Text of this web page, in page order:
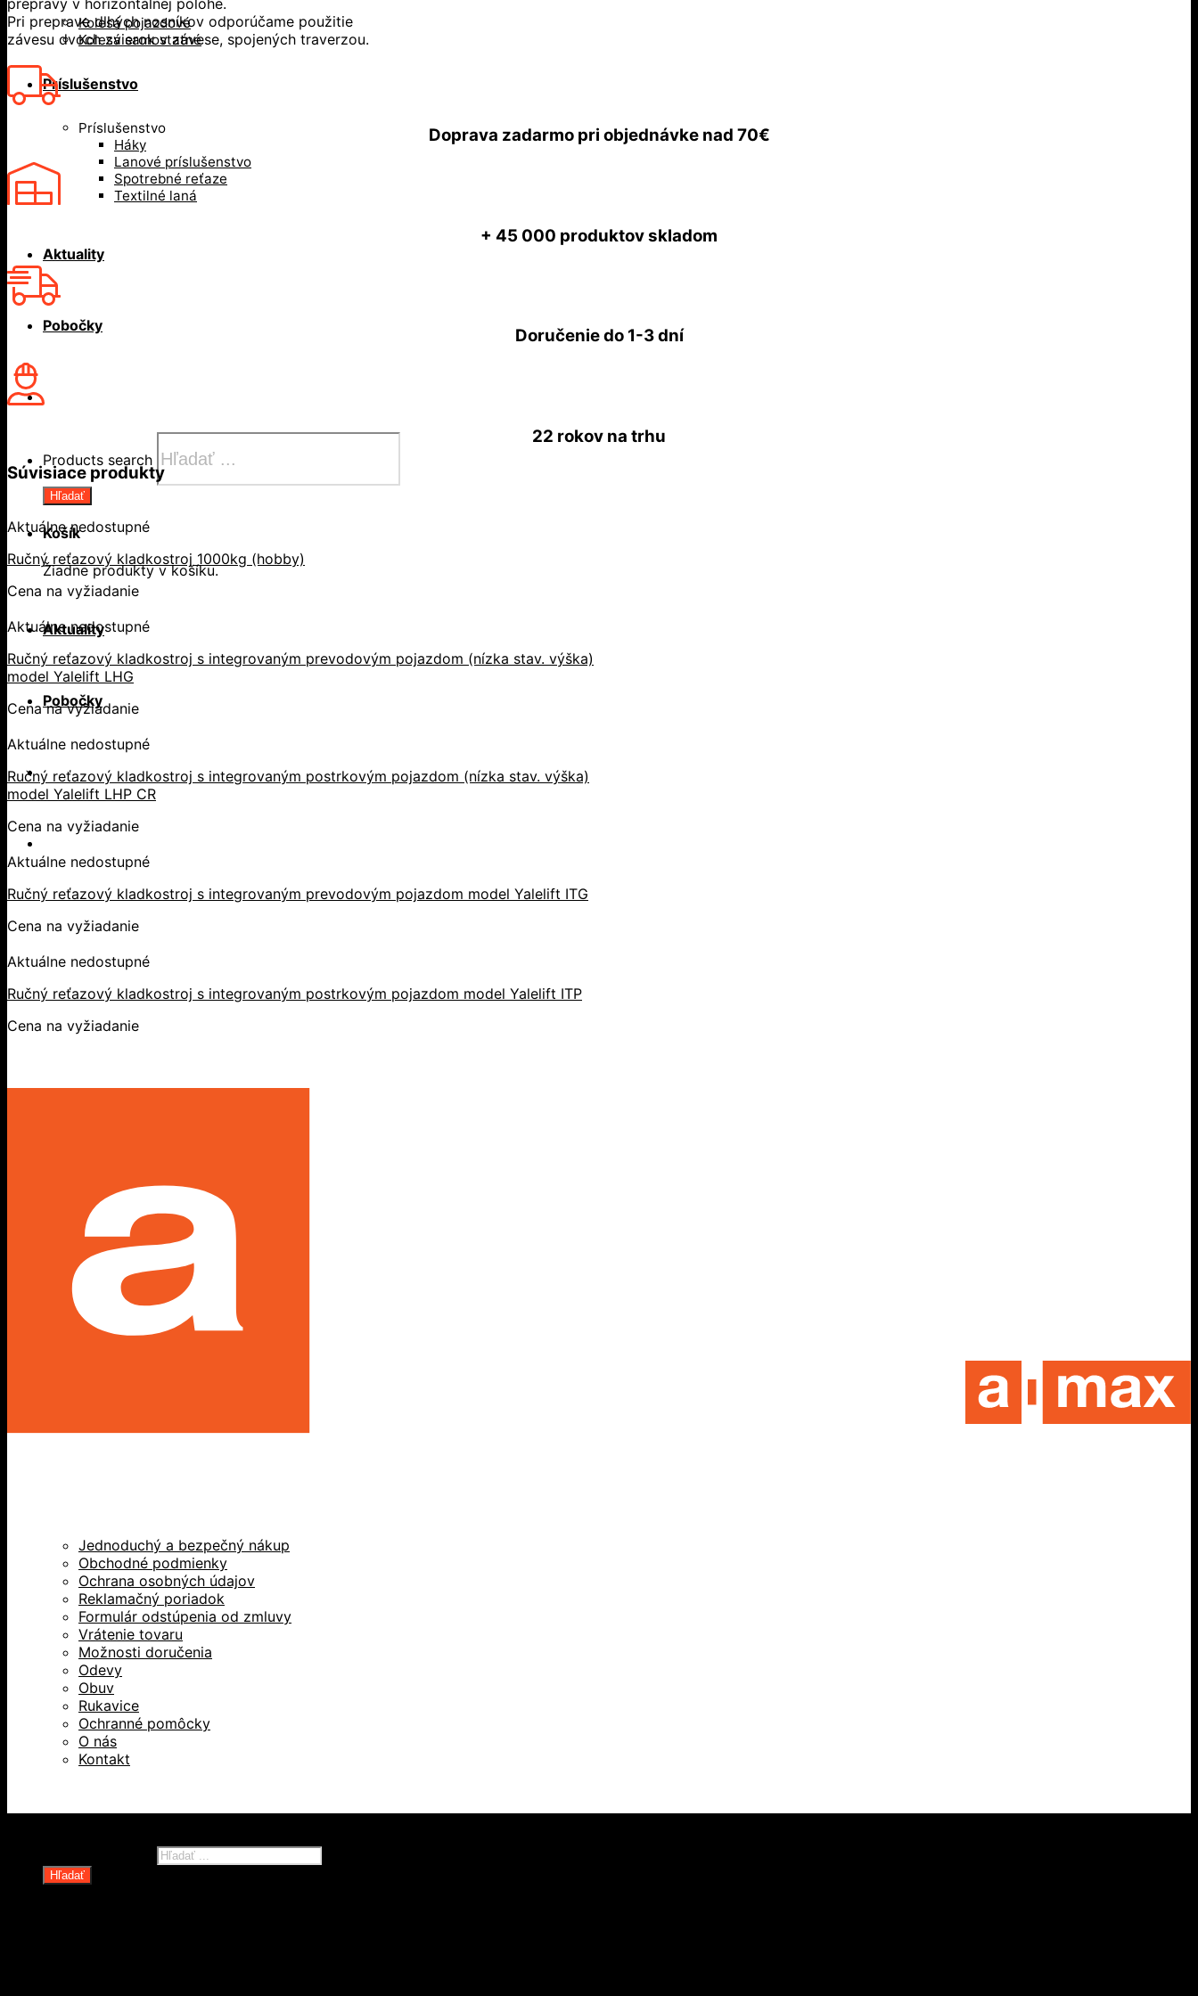
Kolesá pojazdové
Kolesá samostatné
Príslušenstvo
Príslušenstvo
Háky
Lanové príslušenstvo
Spotrebné reťaze
Textilné laná
Aktuality
Pobočky
Products search
Hľadať
Košík
Žiadne produkty v košíku.
Aktuality
Pobočky
Pri preprave dlhých nosníkov odporúčame použitie
závesu dvoch zvierok v závese, spojených traverzou.
Doprava zadarmo pri objednávke nad 70€
+ 45 000 produktov skladom
Doručenie do1-3 dní
22 rokov na trhu
Súvisiace produkty
Aktuálne nedostupné
Ručný reťazový kladkostroj 1000kg (hobby)
Cena na vyžiadanie
Aktuálne nedostupné
Ručný reťazový kladkostroj s integrovaným prevodovým pojazdom (nízka stav. výška)
model Yalelift LHG
Cena na vyžiadanie
Aktuálne nedostupné
Ručný reťazový kladkostroj s integrovaným postrkovým pojazdom (nízka stav. výška)
model Yalelift LHP CR
Cena na vyžiadanie
Aktuálne nedostupné
Ručný reťazový kladkostroj s integrovaným prevodovým pojazdom model Yalelift ITG
Cena na vyžiadanie
Aktuálne nedostupné
Ručný reťazový kladkostroj s integrovaným postrkovým pojazdom model Yalelift ITP
Cena na vyžiadanie
Jednoduchý a bezpečný nákup
Obchodné podmienky
Ochrana osobných údajov
Reklamačný poriadok
Formulár odstúpenia od zmluvy
Vrátenie tovaru
Možnosti doručenia
Odevy
Obuv
Rukavice
Ochranné pomôcky
O nás
Kontakt
Hľadať